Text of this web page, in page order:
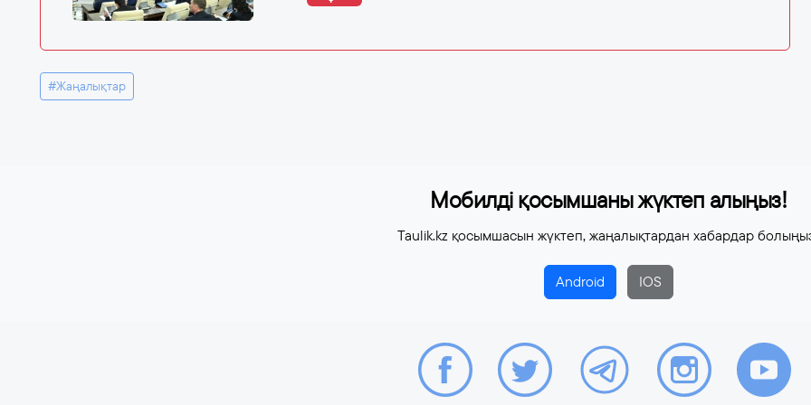
#Жаңалықтар
Мобилді қосымшаны жүктеп алыңыз!
Taulik.kz қосымшасын жүктеп, жаңалықтардан хабардар
Android IOS